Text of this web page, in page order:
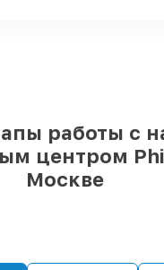
часов, при
работы с
центром
Москве